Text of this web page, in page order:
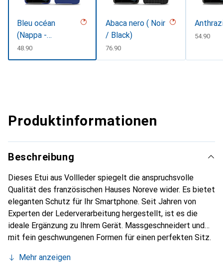
Bleu océan
(Nappa -
Pantone
#15458a)
CHF
48.90
Abaca nero ( Noir
/ Black)
CHF
76.90
CHF
54.90
Produktinformationen
Beschreibung
Dieses Etui aus Vollleder spiegelt die anspruchsvolle
Qualität des französischen Hauses Noreve wider. Es bietet
eleganten Schutz für Ihr Smartphone. Seit Jahren von
Experten der Lederverarbeitung hergestellt, ist es die
ideale Ergänzung zu Ihrem Gerät. Massgeschneidert und
mit fein geschwungenen Formen für einen perfekten Sitz.
Smartphone. Die Marke Noreve ist international für ihre
Mehr anzeigen